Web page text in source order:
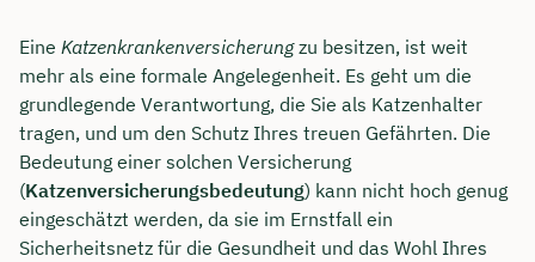
Eine Katzenkrankenversicherungzu besitzen, ist weit
mehr als eine formale Angelegenheit. Es geht um die
grundlegende Verantwortung, die Sie als Katzenhalter
tragen, und um den Schutz Ihres treuen Gefährten. Die
Bedeutung einer solchen Versicherung
(Katzenversicherungsbedeutung) kann nicht hoch genug
eingeschätzt werden, da sie im Ernstfall ein
Sicherheitsnetz für die Gesundheit und das Wohl Ihres